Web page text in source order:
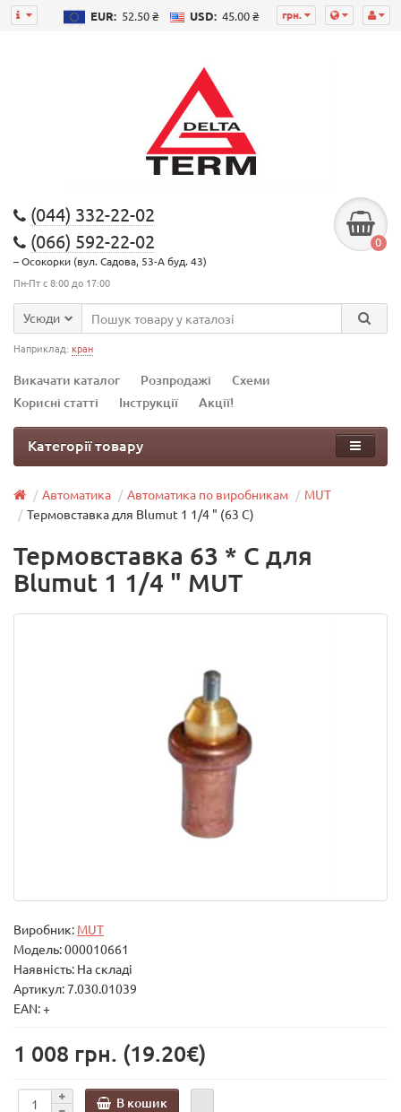
грн.
EUR: 52.50 ₴ USD: 45.00 ₴
(044) 332-22-02
(066) 592-22-02
– Осокорки (вул. Садова, 53-А буд. 43)
Пн-Пт с 8:00 до 17:00
0
Усюди
Наприклад: кран
Викачати каталог Розпродажі
Схеми
Корисні статті
Інструкції Акції!
Категорії товару
Автоматика Автоматика по виробникам
MUT
Термовставка для Blumut 1 1/4 " (63 С)
Термовставка 63 * С для
Blumut 1 1/4 " MUT
Виробник: MUT
Модель:000010661
Наявність: На складі
Артикул: 7.030.01039
EAN: +
1 008 грн. (19.20€)
В кошик